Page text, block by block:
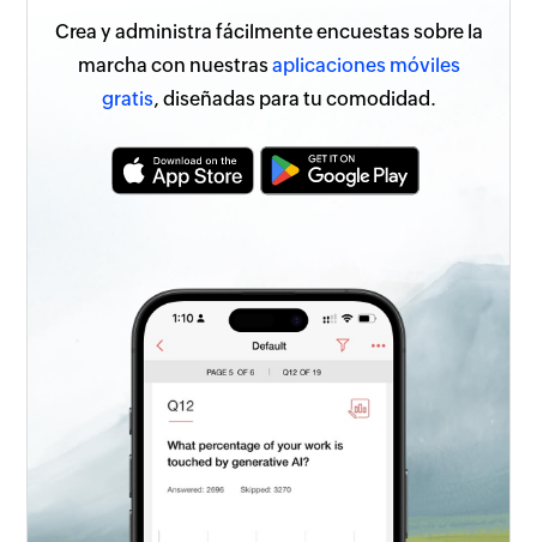
Crea y administra fácilmente encuestas sobre la
marcha con nuestrasaplicaciones móviles
gratis, diseñadas para tu comodidad.